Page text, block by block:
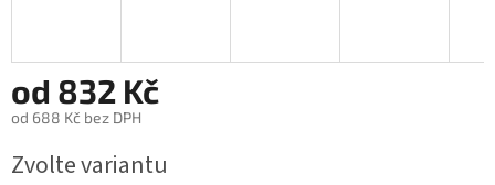
od 832 Kč
od 688 Kč bez DPH
cena:
Zvolte variantu